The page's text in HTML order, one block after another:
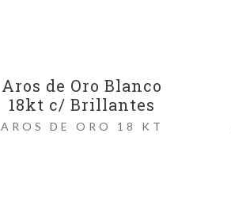
Aros de Oro Blanco
18kt c/ Brillantes
AROS DE ORO 18 KT